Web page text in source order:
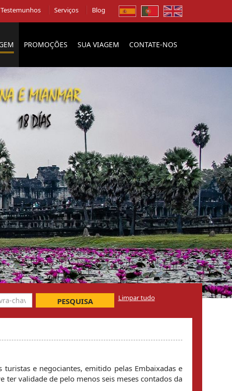
Testemunhos Serviços Blog
PROMOÇÕES SUA VIAGEM CONTATE-NOS
PESQUISA Limpar tudo
e negociantes, emitido pelas Embaixadas e
ter validade de pelo menos seis meses contados da